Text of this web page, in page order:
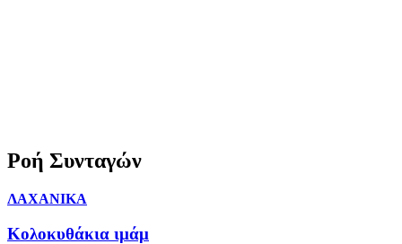
Ροή Συνταγών
ΛΑΧΑΝΙΚΑ
Κολοκυθάκια ιμάμ